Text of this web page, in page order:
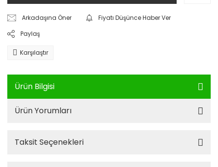
Arkadaşına Öner
Fiyatı Düşünce Haber Ver
Paylaş
Karşılaştır
Ürün Bilgisi
Ürün Yorumları
Taksit Seçenekleri